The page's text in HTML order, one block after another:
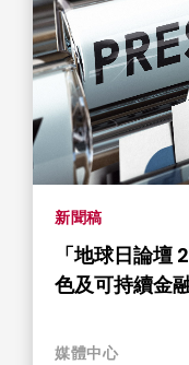
新聞稿
「地球日論壇
色及可持續金
媒體中心